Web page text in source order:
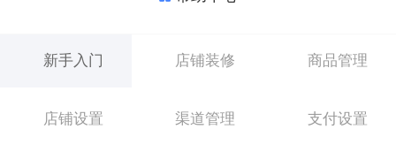
新手入门 店铺装修 商品管理
店铺设置 渠道管理 支付设置